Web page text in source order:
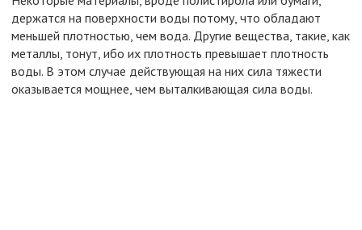
держатся на поверхности воды потому, что обладают
меньшей плотностью, чем вода. Другие вещества, такие, как
металлы, тонут, ибо их плотность превышает плотность
воды. В этом случае действующая на них сила тяжести
оказывается мощнее, чем выталкивающая сила воды.